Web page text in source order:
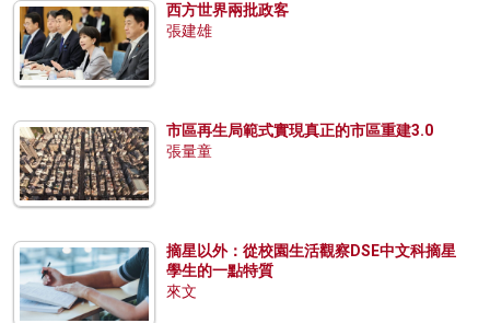
西方世界兩批政客
張建雄
市區再生局範式實現真正的市區重建3.0
張量童
摘星以外：從校園生活觀察DSE中文科摘星
學生的一點特質
來文